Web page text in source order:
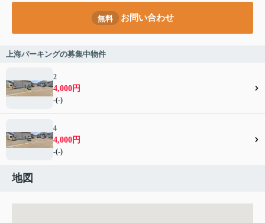
無料 お問い合わせ
上海パーキングの募集中物件
2
4,000円
-(-)
4
4,000円
-(-)
地図